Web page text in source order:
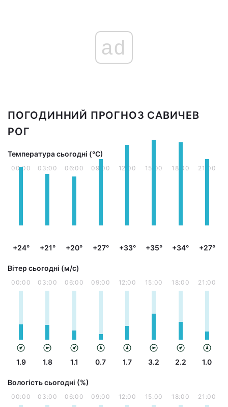
ad
ПОГОДИННИЙ ПРОГНОЗ САВИЧЕВ
РОГ
Температура сьогодні (°С)
00:00
+24°
03:00
+21°
06:00
+20°
09:00
+27°
12:00
+33°
15:00
+35°
18:00
+34°
21:00
+27°
Вітер сьогодні (м/с)
00:00
1.9
03:00
1.8
06:00
1.1
09:00
0.7
12:00
1.7
15:00
3.2
18:00
2.2
21:00
1.0
Вологість сьогодні (%)
00:00 03:00 06:00 09:00 12:00 15:00 18:00 21:00